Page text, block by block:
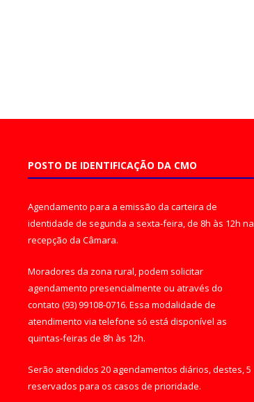
POSTO DE IDENTIFICAÇÃO DA CMO
Agendamento para a emissão da carteira de
identidade de segunda a sexta-feira, de 8h às 12h na
recepção da Câmara.
Moradores da zona rural, podem solicitar
agendamento presencialmente ou através do
contato (93) 99108-0716. Essa modalidade de
atendimento via telefone só está disponível as
quintas-feiras de 8h às 12h.
Serão atendidos 20 agendamentos diários, destes, 5
reservados para os casos de prioridade.